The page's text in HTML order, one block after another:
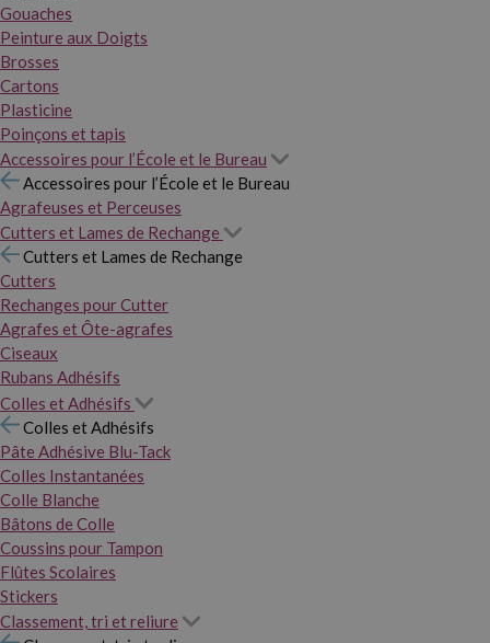
Gouaches
Peinture aux Doigts
Brosses
Cartons
Plasticine
Poinçons et tapis
Accessoires pour l’École et le Bureau
Accessoires pour l’École et le Bureau
Agrafeuses et Perceuses
Cutters et Lames de Rechange
Cutters et Lames de Rechange
Cutters
Rechanges pour Cutter
Agrafes et Ôte-agrafes
Ciseaux
Rubans Adhésifs
Colles et Adhésifs
Colles et Adhésifs
Pâte Adhésive Blu-Tack
Colles Instantanées
Colle Blanche
Bâtons de Colle
Coussins pour Tampon
Flûtes Scolaires
Stickers
Classement, tri et reliure